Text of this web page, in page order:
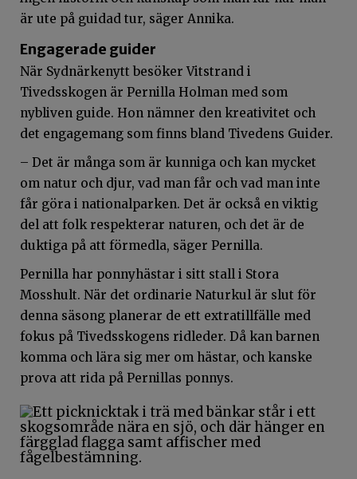
är ute på guidad tur, säger Annika.
Engagerade guider
När Sydnärkenytt besöker Vitstrand i
Tivedsskogen är Pernilla Holman med som
nybliven guide. Hon nämner den kreativitet och
det engagemang som finns bland Tivedens Guider.
– Det är många som är kunniga och kan mycket
om natur och djur, vad man får och vad man inte
får göra i nationalparken. Det är också en viktig
del att folk respekterar naturen, och det är de
duktiga på att förmedla, säger Pernilla.
Pernilla har ponnyhästar i sitt stall i Stora
Mosshult. När det ordinarie Naturkul är slut för
denna säsong planerar de ett extratillfälle med
fokus på Tivedsskogens ridleder. Då kan barnen
komma och lära sig mer om hästar, och kanske
prova att rida på Pernillas ponnys.